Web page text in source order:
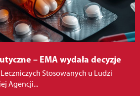
– EMA wydała decyzje
Stosowanych u Ludzi
Agencji...